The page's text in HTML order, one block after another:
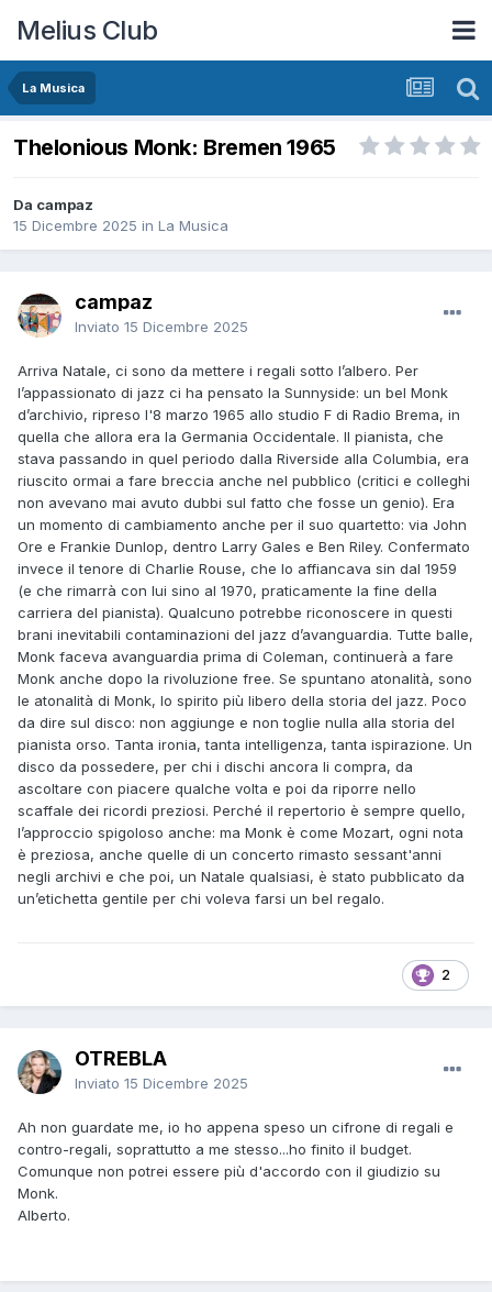
Melius Club
La Musica
Thelonious Monk: Bremen 1965
Da campaz
15 Dicembre 2025 in La Musica
campaz
Inviato 15 Dicembre 2025
Arriva Natale, ci sono da mettere i regali sotto l’albero. Per
l’appassionato di jazz ci ha pensato la Sunnyside: un bel Monk
d’archivio, ripreso l'8 marzo 1965 allo studio F di Radio Brema, in
quella che allora era la Germania Occidentale. Il pianista, che
stava passando in quel periodo dalla Riverside alla Columbia, era
riuscito ormai a fare breccia anche nel pubblico (critici e colleghi
non avevano mai avuto dubbi sul fatto che fosse un genio). Era
un momento di cambiamento anche per il suo quartetto: via John
Ore e Frankie Dunlop, dentro Larry Gales e Ben Riley. Confermato
invece il tenore di Charlie Rouse, che lo affiancava sin dal 1959
(e che rimarrà con lui sino al 1970, praticamente la fine della
carriera del pianista). Qualcuno potrebbe riconoscere in questi
brani inevitabili contaminazioni del jazz d’avanguardia. Tutte balle,
Monk faceva avanguardia prima di Coleman, continuerà a fare
Monk anche dopo la rivoluzione free. Se spuntano atonalità, sono
le atonalità di Monk, lo spirito più libero della storia del jazz. Poco
da dire sul disco: non aggiunge e non toglie nulla alla storia del
pianista orso. Tanta ironia, tanta intelligenza, tanta ispirazione. Un
disco da possedere, per chi i dischi ancora li compra, da
ascoltare con piacere qualche volta e poi da riporre nello
scaffale dei ricordi preziosi. Perché il repertorio è sempre quello,
l’approccio spigoloso anche: ma Monk è come Mozart, ogni nota
è preziosa, anche quelle di un concerto rimasto sessant'anni
negli archivi e che poi, un Natale qualsiasi, è stato pubblicato da
un’etichetta gentile per chi voleva farsi un bel regalo.
2
OTREBLA
Inviato 15 Dicembre 2025
Ah non guardate me, io ho appena speso un cifrone di regali e
contro-regali, soprattutto a me stesso...ho finito il budget.
Comunque non potrei essere più d'accordo con il giudizio su
Monk.
Alberto.